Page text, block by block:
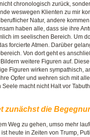
chronologisch zurück,
weswegen Klienten zu mir
Natur, andere
haben alle, dass sie ihre
im seelischen Bereich. Um
forcierte Atmen. Darüber
Von dort geht es
weitere Figuren auf.
Figuren wirken sympathisch,
Opfer und wehren sich mit
macht nicht Halt vor
zunächst die
Weg zu gehen, umso mehr
heute in Zeiten von Trump,